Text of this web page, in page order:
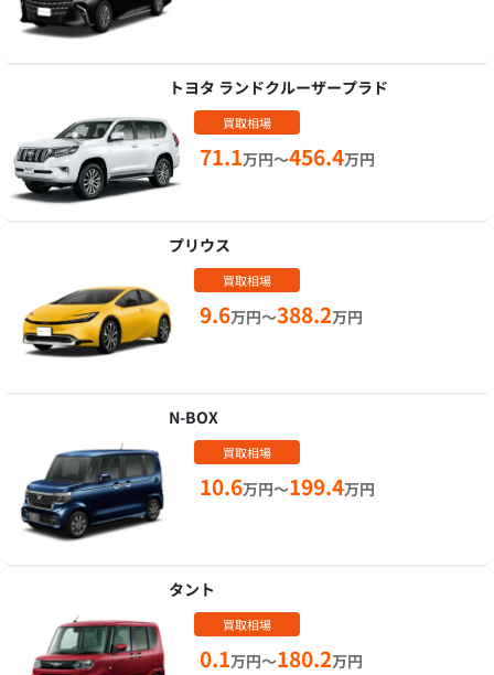
トヨタ ランドクルーザープラド
買取相場
71.1万円～456.4万円
プリウス
買取相場
9.6万円～388.2万円
N-BOX
買取相場
10.6万円～199.4万円
タント
買取相場
0.1万円～180.2万円